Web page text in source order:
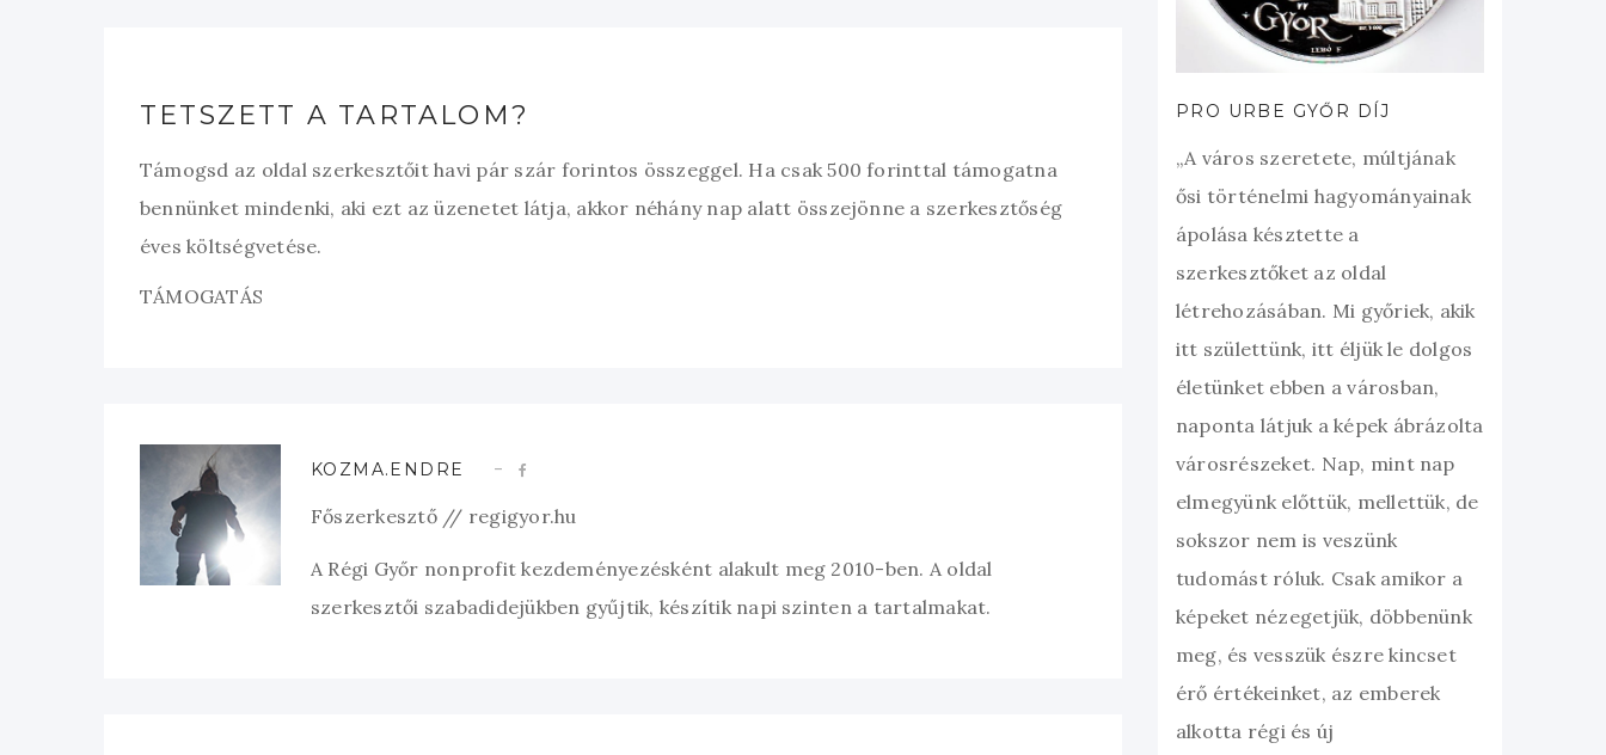
TETSZETT A TARTALOM?
Támogsd az oldal szerkesztőit havi pár szár forintos összeggel. Ha csak 500 forinttal támogatna
bennünket mindenki, aki ezt az üzenetet látja, akkor néhány nap alatt összejönne a szerkesztőség
éves költségvetése.
TÁMOGATÁS
KOZMA.ENDRE
Főszerkesztő // regigyor.hu
A Régi Győr nonprofit kezdeményezésként alakult meg 2010-ben. A oldal
szerkesztői szabadidejükben gyűjtik, készítik napi szinten a tartalmakat.
PRO URBE GYŐR DÍJ
„A város szeretete, múltjának
ősi történelmi hagyományainak
ápolása késztette a
szerkesztőket az oldal
létrehozásában. Mi győriek, akik
itt születtünk, itt éljük le dolgos
életünket ebben a városban,
naponta látjuk a képek ábrázolta
városrészeket. Nap, mint nap
elmegyünk előttük, mellettük, de
sokszor nem is veszünk
tudomást róluk. Csak amikor a
képeket nézegetjük, döbbenünk
meg, és vesszük észre kincset
érő értékeinket, az emberek
alkotta régi és új